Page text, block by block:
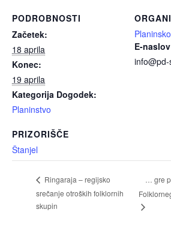
PODROBNOSTI
Začetek:
18 aprila
Konec:
19 aprila
Kategorija Dogodek:
Planinstvo
PRIZORIŠČE
Štanjel
E-naslov
Ringaraja – regijsko
srečanje otroških folklornih
skupin
… gre